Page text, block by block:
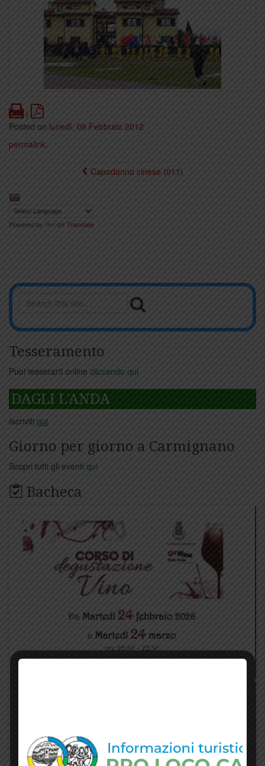
Print
|
Posted on lunedì, 06 Febbraio 2012
permalink.
Capodanno cinese (011)
Powered by Translate
Tesseramento
Puoi tesserarti online cliccando qui
DAGLI L'ANDA
Iscriviti qui
Giorno per giorno a Carmignano
Scopri tutti gli eventi qui
Bacheca